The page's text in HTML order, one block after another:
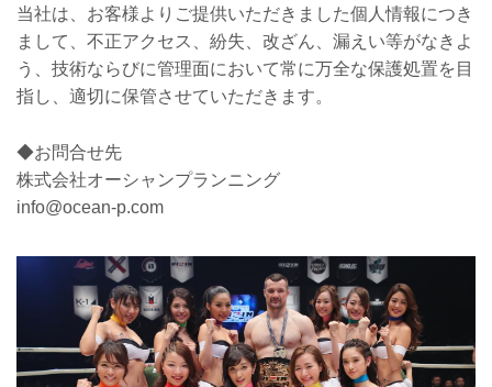
当社は、お客様よりご提供いただきました個人情報につき
まして、不正アクセス、紛失、改ざん、漏えい等がなきよ
う、技術ならびに管理面において常に万全な保護処置を目
指し、適切に保管させていただきます。
◆お問合せ先
株式会社オーシャンプランニング
info@ocean-p.com